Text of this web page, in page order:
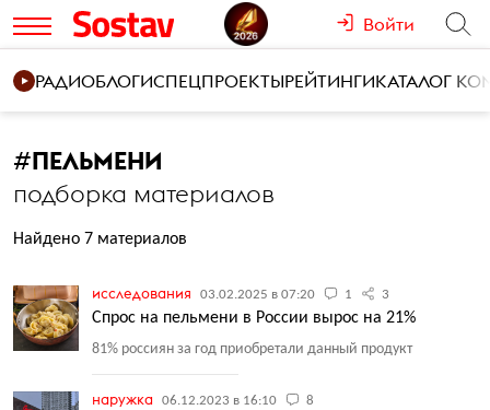
Войти
РАДИОБЛОГИСПЕЦПРОЕКТЫРЕЙТИНГИКАТАЛОГ
#ПЕЛЬМЕНИ
подборка материалов
Найдено 7 материалов
исследования 03.02.2025 в 07:20 1 3
Спрос на пельмени в России вырос на 21%
81% россиян за год приобретали данный продукт
наружка 06.12.2023 в 16:10 8